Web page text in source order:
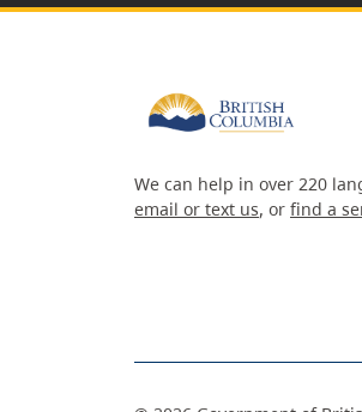
We can help in over 220
email or text us, or find a